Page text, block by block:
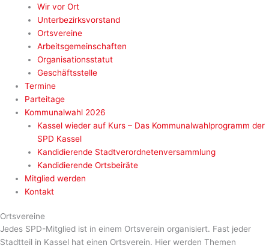
Wir vor Ort
Unterbezirksvorstand
Ortsvereine
Arbeitsgemeinschaften
Organisationsstatut
Geschäftsstelle
Termine
Parteitage
Kommunalwahl 2026
Kassel wieder auf Kurs – Das Kommunalwahlprogramm der
SPD Kassel
Kandidierende Stadtverordnetenversammlung
Kandidierende Ortsbeiräte
Mitglied werden
Kontakt
Ortsvereine
Jedes SPD-Mitglied ist in einem Ortsverein organisiert. Fast jeder
Stadtteil in Kassel hat einen Ortsverein. Hier werden Themen